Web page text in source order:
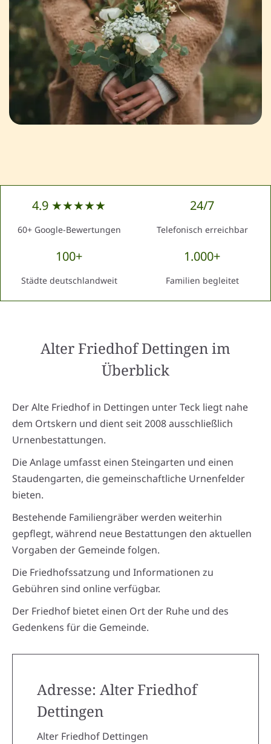
4.9 ★★★★★
60+ Google-Bewertungen
24/7
Telefonisch erreichbar
100+
Städte deutschlandweit
1.000+
Familien begleitet
Alter Friedhof Dettingenim
Überblick
Der Alte Friedhof in Dettingen unter Teck liegt nahe
dem Ortskern und dient seit 2008 ausschließlich
Urnenbestattungen.
Die Anlage umfasst einen Steingarten und einen
Staudengarten, die gemeinschaftliche Urnenfelder
bieten.
Bestehende Familiengräber werden weiterhin
gepflegt, während neue Bestattungen den aktuellen
Vorgaben der Gemeinde folgen.
Die Friedhofssatzung und Informationen zu
Gebühren sind online verfügbar.
Der Friedhof bietet einen Ort der Ruhe und des
Gedenkens für die Gemeinde.
Adresse: Alter Friedhof
Dettingen
Alter Friedhof Dettingen